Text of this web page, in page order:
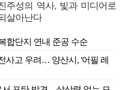
주성의 역사, 빛과 미디어로
살아난다
합단지 연내 준공 수순
사고 우려… 양산시, '어필 레